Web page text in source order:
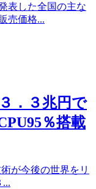
表した全国の主な
売価格...
．３兆円で
％搭載
が今後の世界をリ
...